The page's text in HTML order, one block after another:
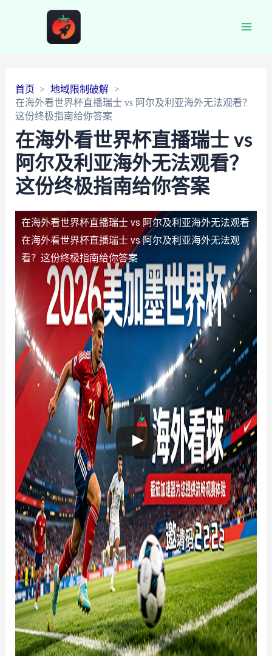
首页
地域限制破解
在海外看世界杯直播瑞士 vs 阿尔及利亚海外无法观看？
这份终极指南给你答案
在海外看世界杯直播瑞士 vs
阿尔及利亚海外无法观看？
这份终极指南给你答案
在海外看世界杯直播瑞士 vs 阿尔及利亚海外无法观看
在海外看世界杯直播瑞士 vs 阿尔及利亚海外无法观
看？这份终极指南给你答案